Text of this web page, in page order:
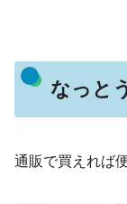
なっと
通販で買えれば